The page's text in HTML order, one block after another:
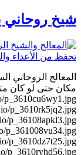
شيخ روحاني
المعالج الروحاني
p_3610cu6wy1.jpg
p_3610rk5jq2.jpg
p_36108apkl3.jpg
p_361008vu34.jpg
p_3610dz7t25.jpg
p_3610ryhd56.jpg